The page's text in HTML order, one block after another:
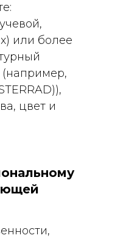
или более
(например,
цвет и